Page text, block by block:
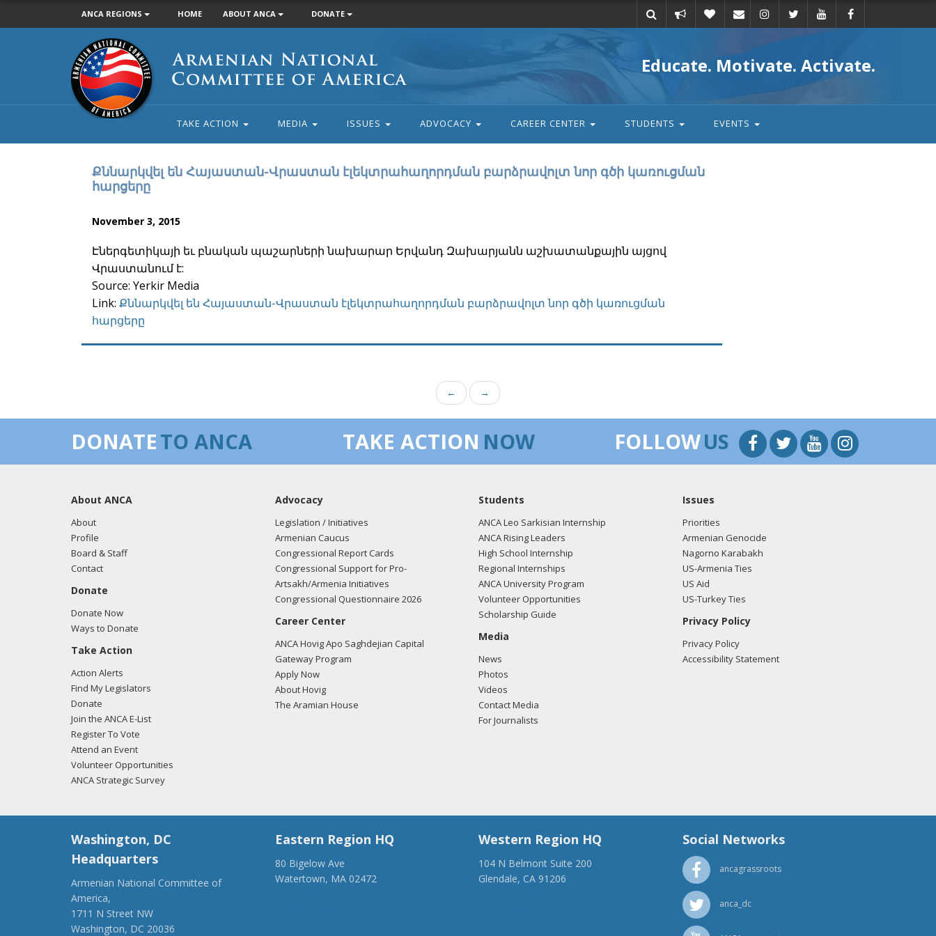
ANCA REGIONS HOME ABOUT ANCA DONATE
action
Armenian
National
Committee
of
America
Educate. Motivate. Activate.
TAKE ACTION MEDIA ISSUES ADVOCACY CAREER CENTER STUDENTS EVENTS
Քննարկվել են Հայաստան-Վրաստան էլեկտրահաղորդման բարձրավոլտ նոր գծի կառուցման
հարցերը
November 3, 2015
Էներգետիկայի եւ բնական պաշարների նախարար Երվանդ Զախարյանն աշխատանքային այցով
Վրաստանում է:
Source: Yerkir Media
Link: Քննարկվել են Հայաստան-Վրաստան էլեկտրահաղորդման բարձրավոլտ նոր գծի կառուցման
հարցերը
← →
DONATETO ANCA TAKE ACTION NOW FOLLOWUS
About ANCA
About
Profile
Board & Staff
Contact
Donate
Donate Now
Ways to Donate
Take Action
Action Alerts
Find My Legislators
Donate
Join the ANCA E-List
Register To Vote
Attend an Event
Volunteer Opportunities
ANCA Strategic Survey
Advocacy
Legislation / Initiatives
Armenian Caucus
Congressional Report Cards
Congressional Support for Pro-
Artsakh/Armenia Initiatives
Congressional Questionnaire 2026
Career Center
ANCA Hovig Apo Saghdejian Capital
Gateway Program
Apply Now
About Hovig
The Aramian House
Students
ANCA Leo Sarkisian Internship
ANCA Rising Leaders
High School Internship
Regional Internships
ANCA University Program
Volunteer Opportunities
Scholarship Guide
Media
News
Photos
Videos
Contact Media
For Journalists
Issues
Priorities
Armenian Genocide
Nagorno Karabakh
US-Armenia Ties
US Aid
US-Turkey Ties
Privacy Policy
Privacy Policy
Accessibility Statement
Washington, DC
Headquarters
Armenian National Committee of
America,
1711 N Street NW
Washington, DC 20036
Eastern Region HQ
80 Bigelow Ave
Watertown, MA 02472
Western Region HQ
104 N Belmont Suite 200
Glendale, CA 91206
Social Networks
ancagrassroots
anca_dc